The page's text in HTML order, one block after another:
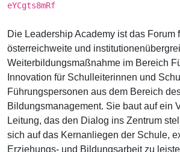
eYCgts8mRf
Die Leadership Academy ist das Forum
österreichweite und
Weiterbildungsmaßnahme im Bereich
Innovation für Schulleiterinnen und
Führungspersonen aus dem Bereich
Bildungsmanagement. Sie baut auf ein
Leitung, das den Dialog ins Zentrum
sich auf das Kernanliegen der Schule,
Erziehungs- und Bildungsarbeit zu